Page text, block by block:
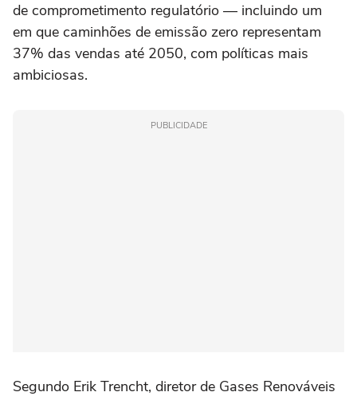
de comprometimento regulatório — incluindo um
em que caminhões de emissão zero representam
37% das vendas até 2050, com políticas mais
ambiciosas.
PUBLICIDADE
Segundo Erik Trencht, diretor de Gases Renováveis